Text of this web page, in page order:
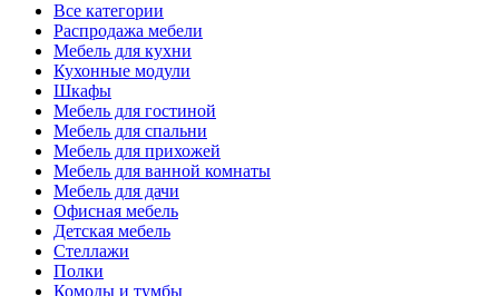
Все категории
Распродажа мебели
Мебель для кухни
Кухонные модули
Шкафы
Мебель для гостиной
Мебель для спальни
Мебель для прихожей
Мебель для ванной комнаты
Мебель для дачи
Офисная мебель
Детская мебель
Стеллажи
Полки
Комоды и тумбы